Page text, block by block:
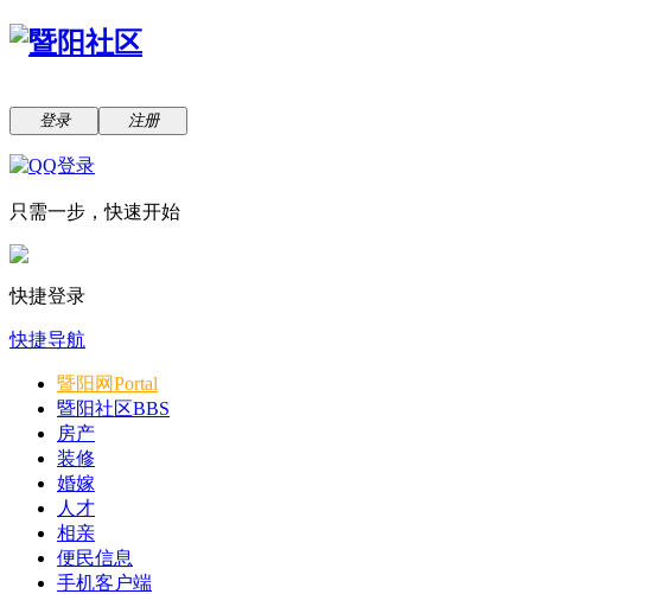
登录 注册
只需一步，快速开始
快捷登录
快捷导航
暨阳网Portal
暨阳社区BBS
房产
装修
婚嫁
人才
相亲
便民信息
手机客户端